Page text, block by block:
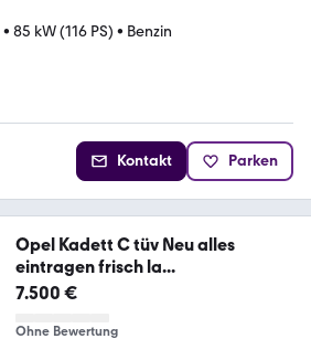
• 85 kW (116 PS) • Benzin
Kontakt Parken
Opel Kadett C tüv Neu alles
eintragen frisch la...
7.500 €
Ohne Bewertung